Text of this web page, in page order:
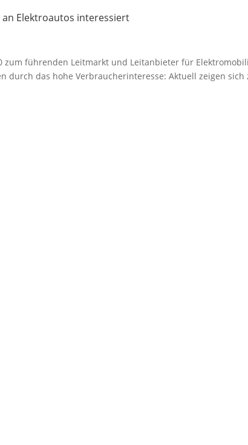
Elektroautos interessiert
zum führenden Leitmarkt und Leitanbieter für
durch das hohe Verbraucherinteresse: Aktuell zeigen sich